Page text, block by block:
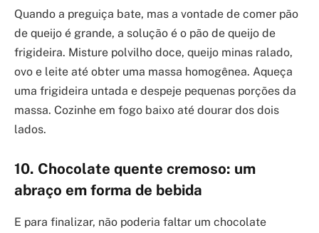
Quando a preguiça bate, mas a vontade de comer pão
de queijo é grande, a solução é o pão de queijo de
frigideira. Misture polvilho doce, queijo minas ralado,
ovo e leite até obter uma massa homogênea. Aqueça
uma frigideira untada e despeje pequenas porções da
massa. Cozinhe em fogo baixo até dourar dos dois
lados.
10. Chocolate quente cremoso: um
abraço em forma de bebida
E para finalizar, não poderia faltar um chocolate